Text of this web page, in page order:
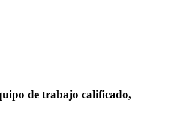
de trabajo calificado,